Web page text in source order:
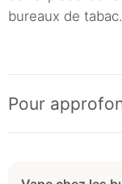
bureaux de tabac.
Pour